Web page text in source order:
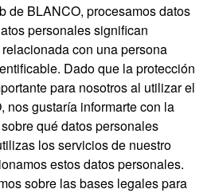
de BLANCO, procesamos datos
personales significan
con una persona
Dado que la protección
para nosotros al utilizar el
nos gustaría informarte con la
qué datos personales
los servicios de nuestro
estos datos personales.
sobre las bases legales para